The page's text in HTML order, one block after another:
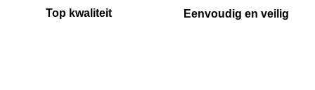
Top kwaliteit Eenvoudig en veilig